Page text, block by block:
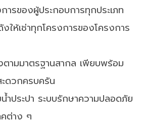
รของผู้ประกอบการทุกประเภท
ให้เช่าทุกโครงการของโครงการ
ามมาตรฐานสากล เพียบพร้อม
ดวกครบครัน
ำประปา ระบบรักษาความปลอดภัย
คต่าง ๆ